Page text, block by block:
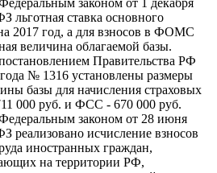
законом от 1 декабря
льготная ставка основного
2017 год, а для взносов в ФОМС
величина облагаемой базы.
Правительства РФ
№ 1316 установлены размеры
базы для начисления страховых
000 руб. и ФСС - 670 000 руб.
законом от 28 июня
реализовано исчисление взносов
иностранных граждан,
на территории РФ,